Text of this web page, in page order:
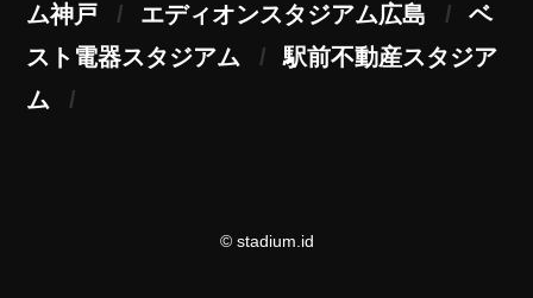
ム神戸
エディオンスタジアム広島
ベ
スト電器スタジアム
駅前不動産スタジア
ム
© stadium.id